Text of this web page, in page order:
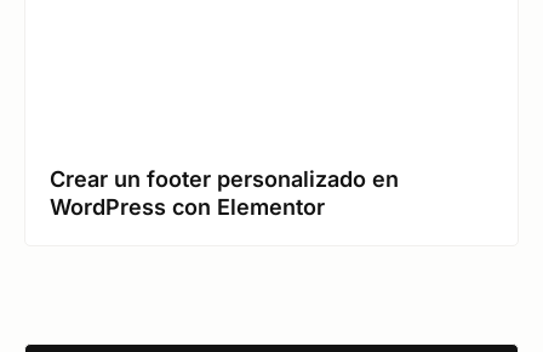
Crear un footer personalizado en
WordPress con Elementor